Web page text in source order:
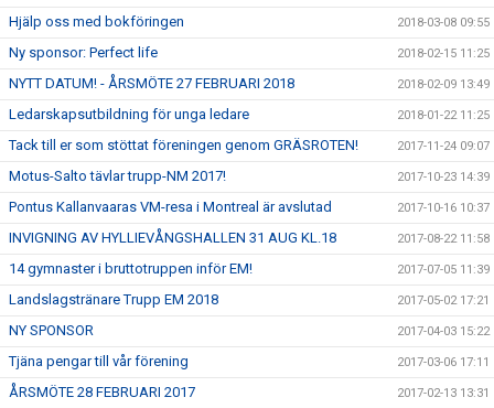
Hjälp oss med bokföringen 2018-03-08 09:55
Ny sponsor: Perfect life 2018-02-15 11:25
NYTT DATUM! - ÅRSMÖTE 27 FEBRUARI 2018 2018-02-09 13:49
Ledarskapsutbildning för unga ledare 2018-01-22 11:25
Tack till er som stöttat föreningen genom GRÄSROTEN! 2017-11-24 09:07
Motus-Salto tävlar trupp-NM 2017! 2017-10-23 14:39
Pontus Kallanvaaras VM-resa i Montreal är avslutad 2017-10-16 10:37
INVIGNING AV HYLLIEVÅNGSHALLEN 31 AUG KL.18 2017-08-22 11:58
14 gymnaster i bruttotruppen inför EM! 2017-07-05 11:39
Landslagstränare Trupp EM 2018 2017-05-02 17:21
NY SPONSOR 2017-04-03 15:22
Tjäna pengar till vår förening 2017-03-06 17:11
ÅRSMÖTE 28 FEBRUARI 2017 2017-02-13 13:31